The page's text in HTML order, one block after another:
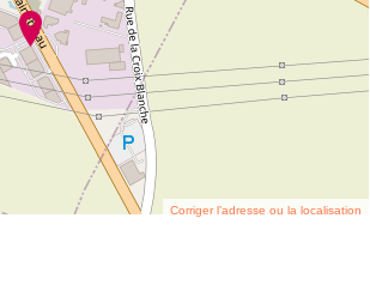
Corriger l’adresse ou la localisation